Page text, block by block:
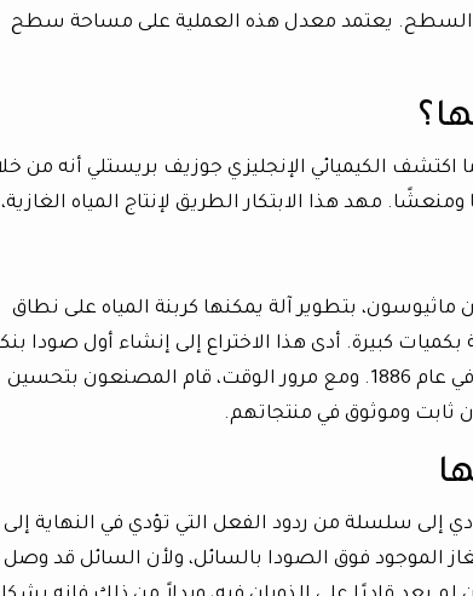
السطح. يعتمد معدل هذه العملية على مساحة سطح
اكتشف الكيميائي الإنجليزي جوزيف بريستلي أنه من
مهد هذا الابتكار الطريق لإنتاج المياه الغازية،
ماثيوسون، بتطوير آلة يمكنها كربنة المياه على نطاق
كبيرة. أدى هذا الاختراع إلى إنشاء أول صودا
الكولا، وهي شركة كوكا كولا للصيدلاني جون بيمبرتون، في عام 1886. ومع مرور الوقت، قام المصنعون بتحسين
ثابت وموثوق في منتجاتهم.
إلى سلسلة من ردود الفعل التي تؤدي في النهاية إلى
الموجود فوق الصودا بالسائل، ولأن السائل قد وصل